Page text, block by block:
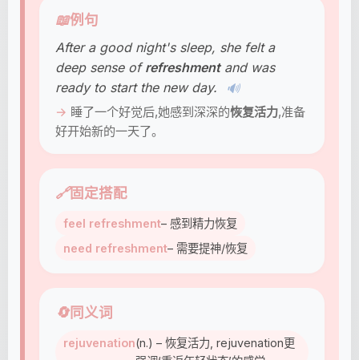
📖例句
After a good night's sleep, she felt a
deep sense ofrefreshmentand was
ready to start the new day.
🔊
睡了一个好觉后,她感到深深的恢复活力,准备
好开始新的一天了。
🔗固定搭配
feel refreshment– 感到精力恢复
need refreshment– 需要提神/恢复
🔄同义词
rejuvenation(n.) – 恢复活力, rejuvenation更